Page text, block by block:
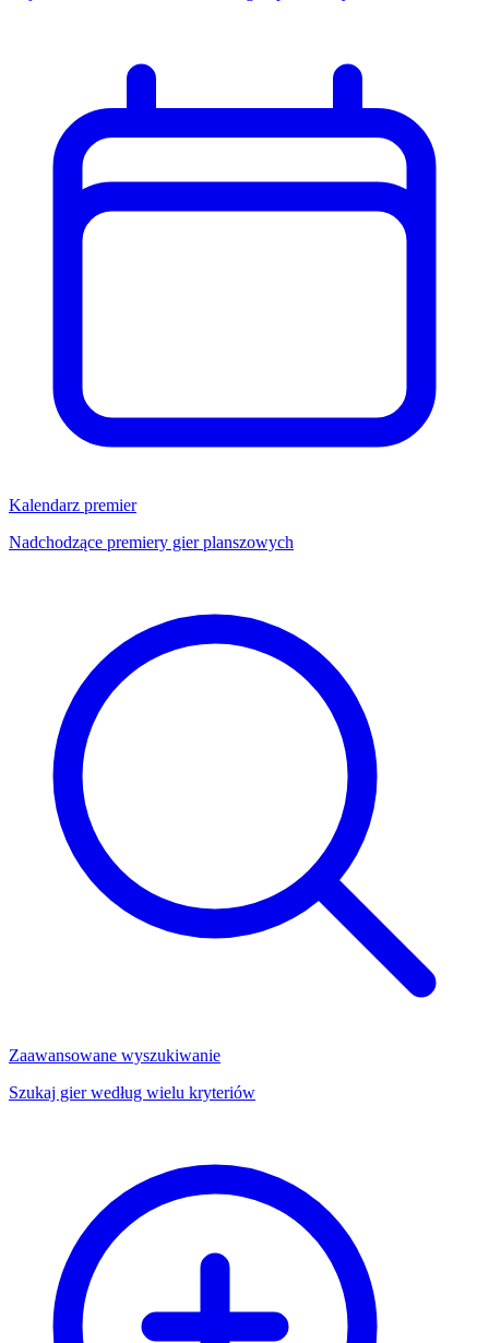
Kalendarz premier
Nadchodzące premiery gier planszowych
Zaawansowane wyszukiwanie
Szukaj gier według wielu kryteriów